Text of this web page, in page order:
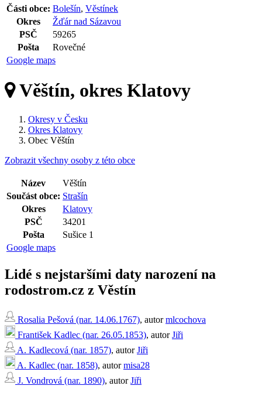
Části obce: Bolešín, Věstínek
Okres
Žďár nad Sázavou
PSČ
59265
Pošta
Rovečné
Google maps
Věštín, okres Klatovy
Okresy v Česku
Okres Klatovy
Obec Věštín
Zobrazit všechny osoby z této obce
Název
Věštín
Součást obce: Strašín
Okres
Klatovy
PSČ
34201
Pošta
Sušice 1
Google maps
Lidé s nejstaršími daty narození na
rodostrom.cz z Věstín
Rosalia Pešová (nar. 14.06.1767), autormlcochova
František Kadlec (nar. 26.05.1853), autorJiři
A. Kadlecová (nar. 1857), autorJiři
A. Kadlec (nar. 1858), autormisa28
J. Vondrová (nar. 1890), autorJiři